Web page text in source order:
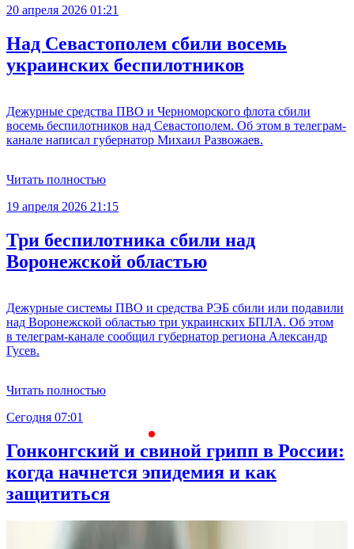
20 апреля 2026 01:21
Над Севастополем сбили восемь
украинских беспилотников
Дежурные средства ПВО и Черноморского флота сбили
восемь беспилотников над Севастополем. Об этом в телеграм-
канале написал губернатор Михаил Развожаев.
Читать полностью
19 апреля 2026 21:15
Три беспилотника сбили над
Воронежской областью
Дежурные системы ПВО и средства РЭБ сбили или подавили
над Воронежской областью три украинских БПЛА. Об этом
в телеграм-канале сообщил губернатор региона Александр
Гусев.
Читать полностью
Сегодня 07:01
Гонконгский и свиной грипп в России:
когда начнется эпидемия и как
защититься